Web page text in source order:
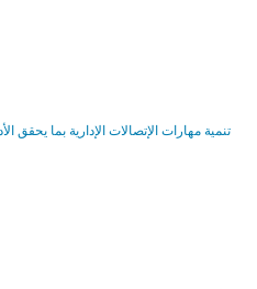
تنمية مهارات الإتصالات الإدارية بما يحقق